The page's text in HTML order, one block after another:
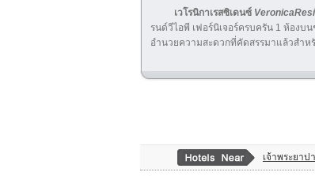
เวโรนิกาเรสซิเดนซ์
รนด์วีไอพี เฟอร์นิเจอร์ครบครัน 1 ห้องบ
อำนวยความสะดวกที่คัดสรรมาแล้วสำ
เจ้าพระยาป